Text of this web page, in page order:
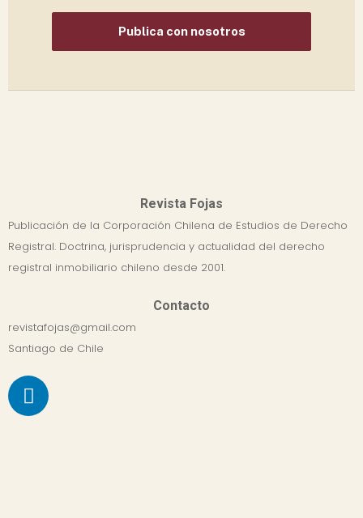
Publica con nosotros
Revista Fojas
Publicación de la Corporación Chilena de Estudios de Derecho
Registral. Doctrina, jurisprudencia y actualidad del derecho
registral inmobiliario chileno desde 2001.
Contacto
revistafojas@gmail.com
Santiago de Chile